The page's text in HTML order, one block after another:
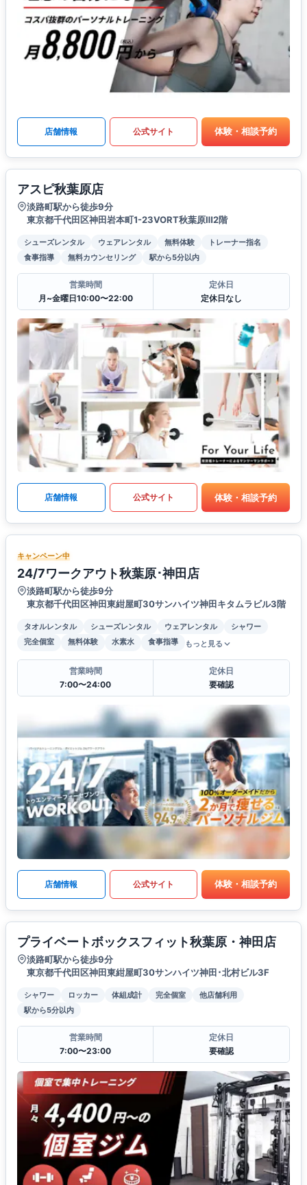
店舗情報 公式サイト 体験・相談予約
アスピ秋葉原店
淡路町駅から徒歩9分
東京都千代田区神田岩本町1-23VORT秋葉原Ⅲ2階
シューズレンタル ウェアレンタル 無料体験
トレーナー指名
食事指導
無料カウンセリング 駅から5分以内
営業時間
月~金曜日10:00〜22:00
定休日
定休日なし
店舗情報 公式サイト 体験・相談予約
キャンペーン中
24/7ワークアウト秋葉原･神田店
淡路町駅から徒歩9分
東京都千代田区神田東紺屋町30サンハイツ神田キタムラビル3階
タオルレンタル シューズレンタル ウェアレンタル
シャワー
完全個室
無料体験 水素水 食事指導 もっと見る
営業時間
7:00〜24:00
定休日
要確認
店舗情報 公式サイト 体験・相談予約
プライベートボックスフィット秋葉原・神田店
淡路町駅から徒歩9分
東京都千代田区神田東紺屋町30サンハイツ神田･北村ビル3F
シャワー ロッカー 体組成計 完全個室
他店舗利用
駅から5分以内
営業時間
7:00〜23:00
定休日
要確認